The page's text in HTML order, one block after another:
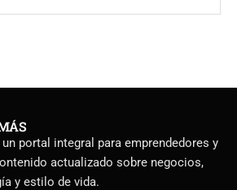
portal integral para emprendedores y
actualizado sobre negocios,
y estilo de vida.